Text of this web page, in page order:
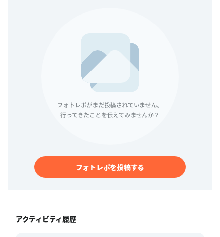
フォトレポを投稿する
アクティビティ履歴